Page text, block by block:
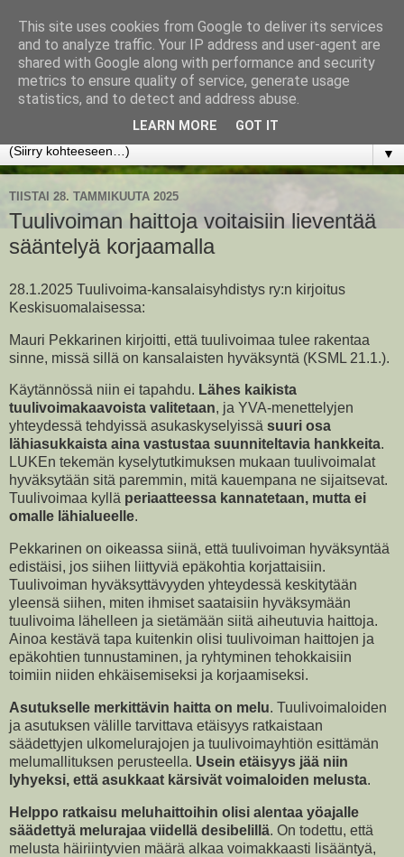
www.jyrkikokko.fi
Uusi Suunta - Jokainen hetki tarjoaa tilaisuuden muuttaa
▼
TIISTAI 28. TAMMIKUUTA 2025
Tuulivoiman haittoja voitaisiin lieventää
sääntelyä korjaamalla
28.1.2025 Tuulivoima-kansalaisyhdistys ry:n kirjoitus
Keskisuomalaisessa:
Mauri Pekkarinen kirjoitti, että tuulivoimaa tulee rakentaa
sinne, missä sillä on kansalaisten hyväksyntä (KSML 21.1.).
Käytännössä niin ei tapahdu. Lähes kaikista
tuulivoimakaavoista valitetaan, ja YVA-menettelyjen
yhteydessä tehdyissä asukaskyselyissä suuri osa
lähiasukkaista aina vastustaa suunniteltavia hankkeita.
LUKEn tekemän kyselytutkimuksen mukaan tuulivoimalat
hyväksytään sitä paremmin, mitä kauempana ne sijaitsevat.
Tuulivoimaa kyllä periaatteessa kannatetaan, mutta ei
omalle lähialueelle.
Pekkarinen on oikeassa siinä, että tuulivoiman hyväksyntää
edistäisi, jos siihen liittyviä epäkohtia korjattaisiin.
Tuulivoiman hyväksyttävyyden yhteydessä keskitytään
yleensä siihen, miten ihmiset saataisiin hyväksymään
tuulivoima lähelleen ja sietämään siitä aiheutuvia haittoja.
Ainoa kestävä tapa kuitenkin olisi tuulivoiman haittojen ja
epäkohtien tunnustaminen, ja ryhtyminen tehokkaisiin
toimiin niiden ehkäisemiseksi ja korjaamiseksi.
Asutukselle merkittävin haitta on melu. Tuulivoimaloiden
ja asutuksen välille tarvittava etäisyys ratkaistaan
säädettyjen ulkomelurajojen ja tuulivoimayhtiön esittämän
melumallituksen perusteella. Usein etäisyys jää niin
lyhyeksi, että asukkaat kärsivät voimaloiden melusta.
Helppo ratkaisu meluhaittoihin olisi alentaa yöajalle
säädettyä melurajaa viidellä desibelillä. On todettu, että
melusta häiriintyvien määrä alkaa voimakkaasti lisääntyä,
This site uses cookies from Google to deliver its services
and to analyze traffic. Your IP address and user-agent are
shared with Google along with performance and security
metrics to ensure quality of service, generate usage
statistics, and to detect and address abuse.
LEARN MORE GOT IT